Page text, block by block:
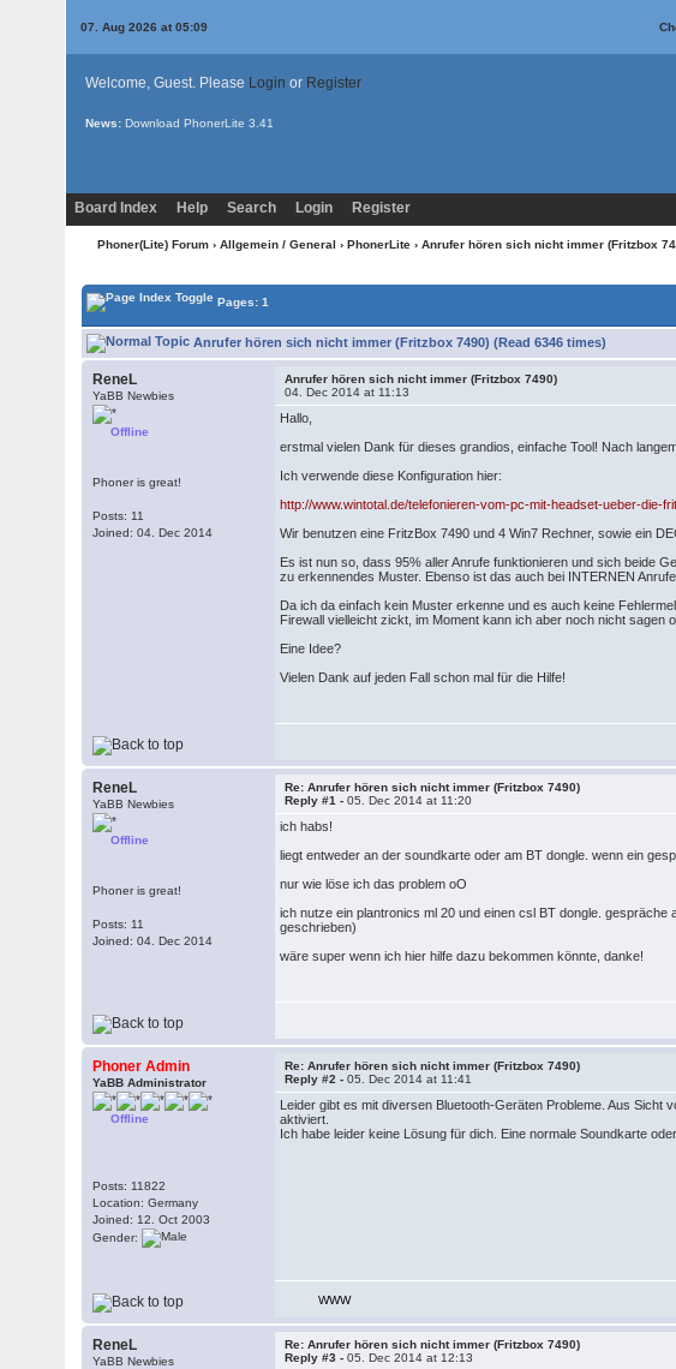
07. Aug 2026 at 05:09
Welcome, Guest. Please Login or Register
News: Download PhonerLite 3.41
Board Index Help Search Login Register
Phoner(Lite) Forum › Allgemein / General › PhonerLite › Anrufer hören sich nicht immer (Fritzbox
Pages: 1
Anrufer hören sich nicht immer (Fritzbox 7490) (Read 6346 times)
ReneL
YaBB Newbies
Offline
Phoner is great!
Posts: 11
Joined: 04. Dec 2014
Anrufer hören sich nicht immer (Fritzbox 7490)
04. Dec 2014 at 11:13
Hallo,
erstmal vielen Dank für dieses grandios, einfache Tool! Nach
Ich verwende diese Konfiguration hier:
http://www.wintotal.de/telefonieren-vom-pc-mit-headset-ueber-die-
Wir benutzen eine FritzBox 7490 und 4 Win7 Rechner, sowie ein
Es ist nun so, dass 95% aller Anrufe funktionieren und sich beide
zu erkennendes Muster. Ebenso ist das auch bei INTERNEN
Da ich da einfach kein Muster erkenne und es auch keine
Firewall vielleicht zickt, im Moment kann ich aber noch nicht sagen
Eine Idee?
Vielen Dank auf jeden Fall schon mal für die Hilfe!
ReneL
YaBB Newbies
Offline
Phoner is great!
Posts: 11
Joined: 04. Dec 2014
Re: Anrufer hören sich nicht immer (Fritzbox 7490)
Reply #1 -05. Dec 2014 at 11:20
ich habs!
liegt entweder an der soundkarte oder am BT dongle. wenn ein
nur wie löse ich das problem oO
ich nutze ein plantronics ml 20 und einen csl BT dongle.
geschrieben)
wäre super wenn ich hier hilfe dazu bekommen könnte, danke!
Phoner Admin
YaBB Administrator
Offline
Posts: 11822
Location: Germany
Joined: 12. Oct 2003
Gender:
Re: Anrufer hören sich nicht immer (Fritzbox 7490)
Reply #2 -05. Dec 2014 at 11:41
Leider gibt es mit diversen Bluetooth-Geräten Probleme. Aus Sicht
aktiviert.
Ich habe leider keine Lösung für dich. Eine normale Soundkarte
WWW
ReneL
YaBB Newbies
Re: Anrufer hören sich nicht immer (Fritzbox 7490)
Reply #3 -05. Dec 2014 at 12:13